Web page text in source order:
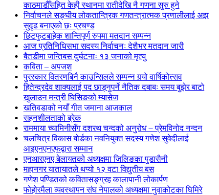
काठमाडौँसहित केही स्थानमा रातीदेखि नै गणना सुरु हुने
निर्वाचनले सङ्घीय लोकतान्त्रिक गणतन्त्रात्मक प्रणालीलाई अझ
सुदृढ बनाएको छः प्रचण्ड
छिटफुटबाहेक शान्तिपूर्ण रुपमा मतदान सम्पन्न
आज प्रतिनिधिसभा सदस्य निर्वाचनः देशैभर मतदान जारी
बैतडीमा जन्तिबस दुर्घटनाः १३ जनाको मृत्यु
कविता – अपजश
पुरस्कार वितरणबिनै काउन्सिलले सम्पन्न गर्‍यो वार्षिकोत्सव
हितेन्द्रदेव शाक्यलाई पद छाड्नुपर्ने नैतिक दबाबः समय बुझेर बाटो
खुलाउन मन्त्री घिसिङको म्यासेज
खतिवडाको नयाँ गीत जमाना आजकाल
सहनशीलताको ब्रेक
राममाया च्यामिनीसँग दशरथ चन्दको अनुरोध – प्रेमविनोद नन्दन
चलचित्र विकास बोर्डका नवनियुक्त सदस्य गणेश सुवेदीलाई
आइएनएनएफद्वारा सम्मान
एनआरएनए बेलायतको अध्यक्षमा जिलिङका पुडासैनी
महानगर यातायातले थप्यो १२ वटा विद्युतीय बस
गणेश पण्डितको कवितासङ्ग्रह कालापानी लोकार्पण
फोहोरमैला व्यवस्थापन संघ नेपालको अध्यक्षमा नुवाकोटका घिमिरे